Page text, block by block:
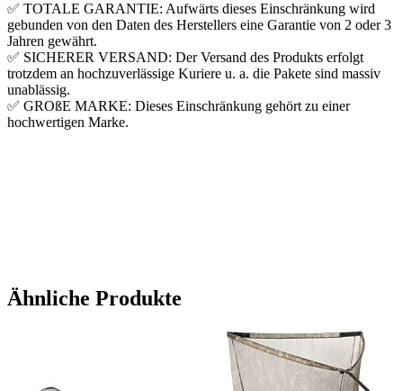
✅ TOTALE GARANTIE: Aufwärts dieses Einschränkung wird
gebunden von den Daten des Herstellers eine Garantie von 2 oder 3
Jahren gewährt.
✅ SICHERER VERSAND: Der Versand des Produkts erfolgt
trotzdem an hochzuverlässige Kuriere u. a. die Pakete sind massiv
unablässig.
✅ GROßE MARKE: Dieses Einschränkung gehört zu einer
hochwertigen Marke.
Ähnliche Produkte